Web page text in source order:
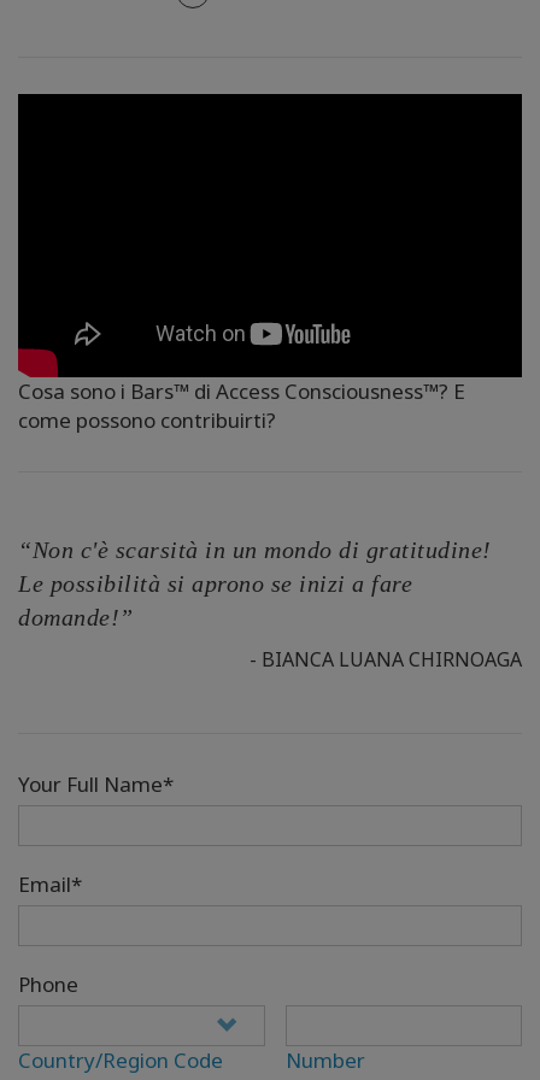
Cosa sono i Bars™ di Access Consciousness™? E
come possono contribuirti?
“Non c'è scarsità in un mondo di gratitudine!
Le possibilità si aprono se inizi a fare
domande!”
- BIANCA LUANA CHIRNOAGA
Your Full Name*
Email*
Phone
Country/Region Code Number